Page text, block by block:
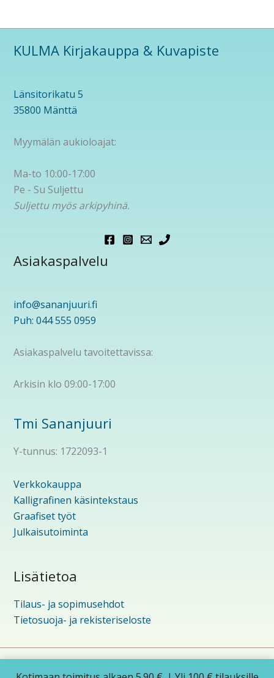
KULMA Kirjakauppa & Kuvapiste
Länsitorikatu 5
35800 Mänttä
Myymälän aukioloajat:
Ma-to 10:00-17:00
Pe - Su Suljettu
Suljettu myös arkipyhinä.
Asiakaspalvelu
info@sananjuuri.fi
Puh: 044 555 0959
Asiakaspalvelu tavoitettavissa:
Arkisin klo 09:00-17:00
Tmi Sananjuuri
Y-tunnus: 1722093-1
Verkkokauppa
Kalligrafinen käsintekstaus
Graafiset työt
Julkaisutoiminta
Lisätietoa
Tilaus- ja sopimusehdot
Tietosuoja- ja rekisteriseloste